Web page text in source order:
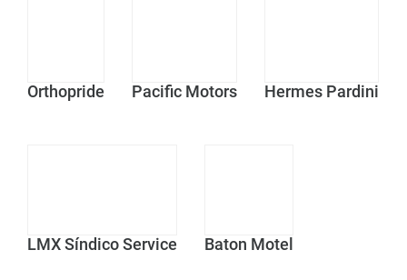
Orthopride Pacific Motors Hermes Pardini
LMX Síndico Service Baton Motel